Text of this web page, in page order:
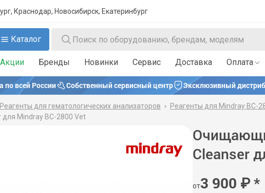
Краснодар, Новосибирск, Екатеринбург
Каталог
Бренды Новинки Сервис Доставка Оплата
по всей России Собственный сервисный центр Эксклюзивный
Реагенты для гематологических анализаторов
Реагенты для Mindray BC-
Mindray BC-2800 Vet
Cleanser
от3 900 ₽*